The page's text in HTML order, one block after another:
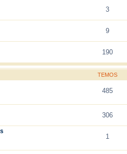
3
9
190
TEMOS
485
306
1